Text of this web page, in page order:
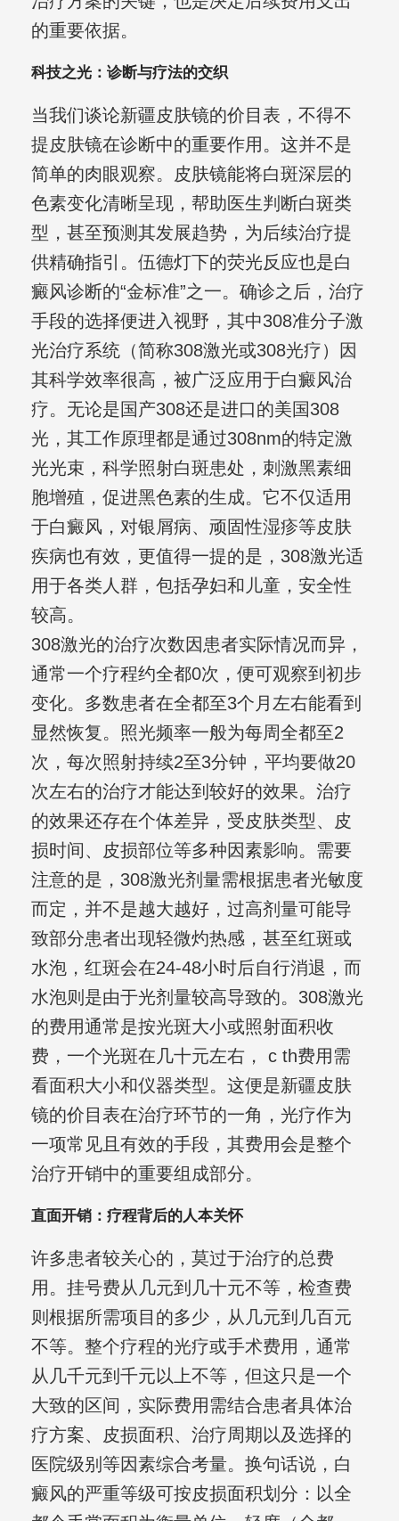
的重要依据。
科技之光：诊断与疗法的交织
当我们谈论新疆皮肤镜的价目表，不得不
提皮肤镜在诊断中的重要作用。这并不是
简单的肉眼观察。皮肤镜能将白斑深层的
色素变化清晰呈现，帮助医生判断白斑类
型，甚至预测其发展趋势，为后续治疗提
供精确指引。伍德灯下的荧光反应也是白
癜风诊断的“金标准”之一。确诊之后，治疗
手段的选择便进入视野，其中308准分子激
光治疗系统（简称308激光或308光疗）因
其科学效率很高，被广泛应用于白癜风治
疗。无论是国产308还是进口的美国308
光，其工作原理都是通过308nm的特定激
光光束，科学照射白斑患处，刺激黑素细
胞增殖，促进黑色素的生成。它不仅适用
于白癜风，对银屑病、顽固性湿疹等皮肤
疾病也有效，更值得一提的是，308激光适
用于各类人群，包括孕妇和儿童，安全性
较高。
308激光的治疗次数因患者实际情况而异，
通常一个疗程约全都0次，便可观察到初步
变化。多数患者在全都至3个月左右能看到
显然恢复。照光频率一般为每周全都至2
次，每次照射持续2至3分钟，平均要做20
次左右的治疗才能达到较好的效果。治疗
的效果还存在个体差异，受皮肤类型、皮
损时间、皮损部位等多种因素影响。需要
注意的是，308激光剂量需根据患者光敏度
而定，并不是越大越好，过高剂量可能导
致部分患者出现轻微灼热感，甚至红斑或
水泡，红斑会在24-48小时后自行消退，而
水泡则是由于光剂量较高导致的。308激光
的费用通常是按光斑大小或照射面积收
费，一个光斑在几十元左右， c th费用需
看面积大小和仪器类型。这便是新疆皮肤
镜的价目表在治疗环节的一角，光疗作为
一项常见且有效的手段，其费用会是整个
治疗开销中的重要组成部分。
直面开销：疗程背后的人本关怀
许多患者较关心的，莫过于治疗的总费
用。挂号费从几元到几十元不等，检查费
则根据所需项目的多少，从几元到几百元
不等。整个疗程的光疗或手术费用，通常
从几千元到千元以上不等，但这只是一个
大致的区间，实际费用需结合患者具体治
疗方案、皮损面积、治疗周期以及选择的
医院级别等因素综合考量。换句话说，白
癜风的严重等级可按皮损面积划分：以全